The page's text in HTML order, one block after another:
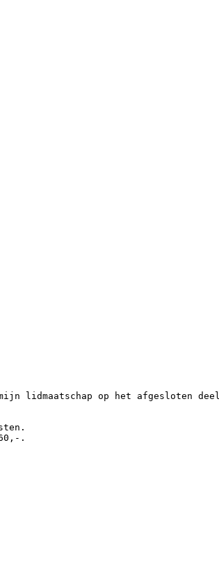
lidmaatschap op het afgesloten deel